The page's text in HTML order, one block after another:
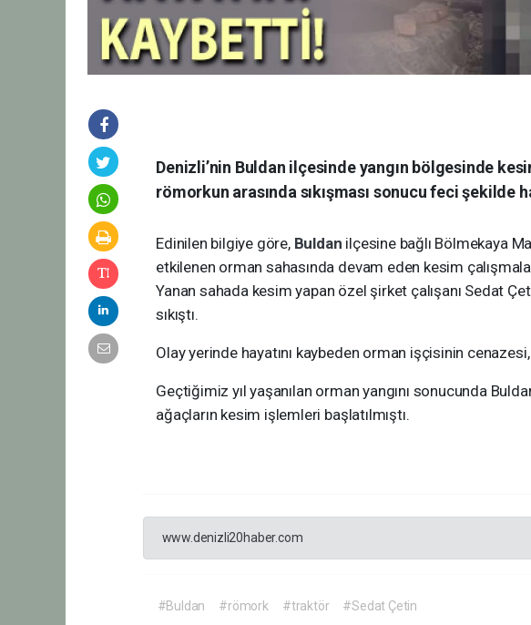
Denizli’nin Buldan ilçesinde yangın bölgesinde
römorkun arasında sıkışması sonucu feci şekilde
Edinilen bilgiye göre, Buldan ilçesine bağlı Bölmekaya
etkilenen orman sahasında devam eden kesim
Yanan sahada kesim yapan özel şirket çalışanı Sedat
sıkıştı.
Olay yerinde hayatını kaybeden orman işçisinin
Geçtiğimiz yıl yaşanılan orman yangını sonucunda
ağaçların kesim işlemleri başlatılmıştı.
www.denizli20haber.com
#Buldan #römork #traktör #Sedat Çetin